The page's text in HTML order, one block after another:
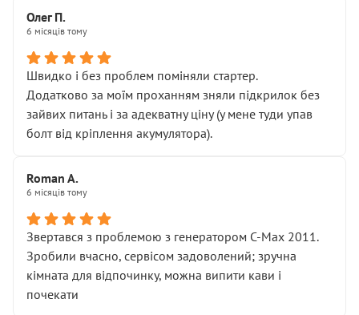
Олег П.
6 місяців тому
Швидко і без проблем поміняли стартер.
Додатково за моїм проханням зняли підкрилок без
зайвих питань і за адекватну ціну (у мене туди упав
болт від кріплення акумулятора).
Roman A.
6 місяців тому
Звертався з проблемою з генератором C-Max 2011.
Зробили вчасно, сервісом задоволений; зручна
кімната для відпочинку, можна випити кави і
почекати